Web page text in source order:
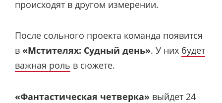
происходят в другом измерении.
После сольного проекта команда появится
в «Мстителях: Судный день». У них будет
важная роль в сюжете.
«Фантастическая четверка» выйдет 24